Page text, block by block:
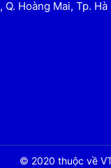
Hoàng Mai, Tp. Hà
© 2020 thuộc về